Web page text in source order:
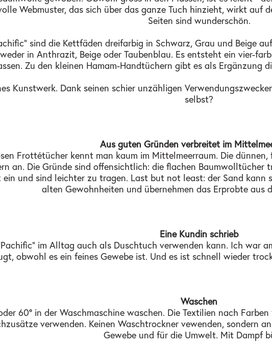
Webmuster, das sich über das ganze Tuch hinzieht, wirkt auf
Seiten sind wunderschön.
sind die Kettfäden dreifarbig in Schwarz, Grau und Beige
in Anthrazit, Beige oder Taubenblau. Es entsteht ein vier-
Zu den kleinen Hamam-Handtüchern gibt es als Ergänzung
Kunstwerk. Dank seinen schier unzähligen
selbst?
Aus guten Gründen verbreitet im
Frottétücher kennt man kaum im Mittelmeerraum. Die
an. Die Gründe sind offensichtlich: die flachen
ein und sind leichter zu tragen. Last but not least: der Sand
alten Gewohnheiten und übernehmen das Erprobte aus
Eine Kundin schrieb
im Alltag auch als Duschtuch verwenden kann. Ich war
obwohl es ein feines Gewebe ist. Und es ist schnell wieder
Waschen
60° in der Waschmaschine waschen. Die Textilien nach
verwenden. Keinen Waschtrockner vewenden, sondern
Gewebe und für die Umwelt. Mit Dampf